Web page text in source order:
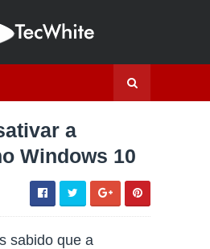
a
Windows 10
sabido que a